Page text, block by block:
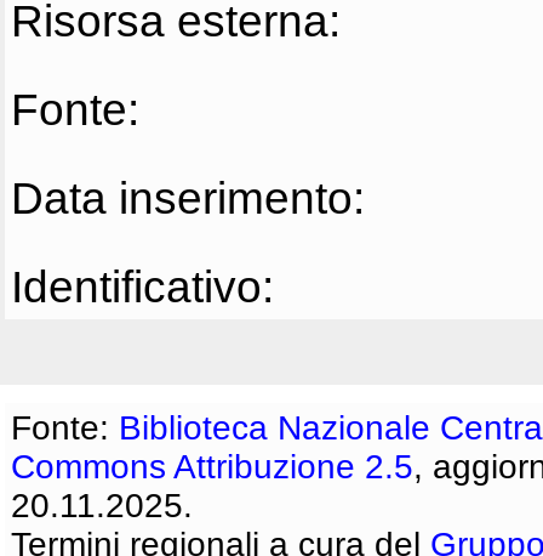
Risorsa esterna:
Fonte:
Data inserimento:
Identificativo:
Fonte: Biblioteca Nazionale
Commons Attribuzione 2.5,
20.11.2025.
Termini regionali a cura del